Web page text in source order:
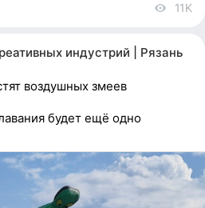
11K
индустрий | Рязань
воздушных змеев
будет ещё одно